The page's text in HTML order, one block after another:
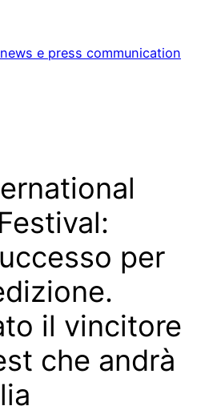
e press communication
per
il vincitore
che andrà